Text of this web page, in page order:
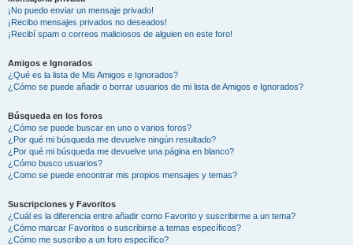
¡No puedo enviar un mensaje privado!
¡Recibo mensajes privados no deseados!
¡Recibí spam o correos maliciosos de alguien en este foro!
Amigos e Ignorados
¿Qué es la lista de Mis Amigos e Ignorados?
¿Cómo se puede añadir o borrar usuarios de mi lista de Amigos e Ignorados?
Búsqueda en los foros
¿Cómo se puede buscar en uno o varios foros?
¿Por qué mi búsqueda me devuelve ningún resultado?
¿Por qué mi búsqueda me devuelve una página en blanco?
¿Cómo busco usuarios?
¿Como se puede encontrar mis propios mensajes y temas?
Suscripciones y Favoritos
¿Cuál es la diferencia entre añadir como Favorito y suscribirme a un tema?
¿Cómo marcar Favoritos o suscribirse a temas específicos?
¿Cómo me suscribo a un foro específico?